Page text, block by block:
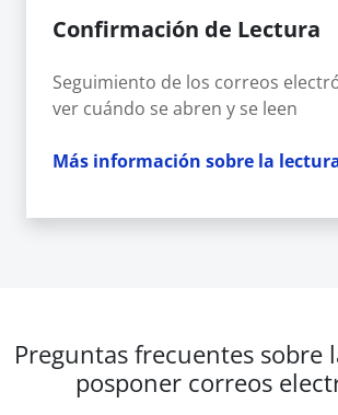
Confirmación de Lectura
Seguimiento de los correos
ver cuándo se abren y se leen
Más información sobre la
Preguntas frecuentes sobre
posponer correos